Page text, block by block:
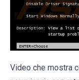
Video che mostra